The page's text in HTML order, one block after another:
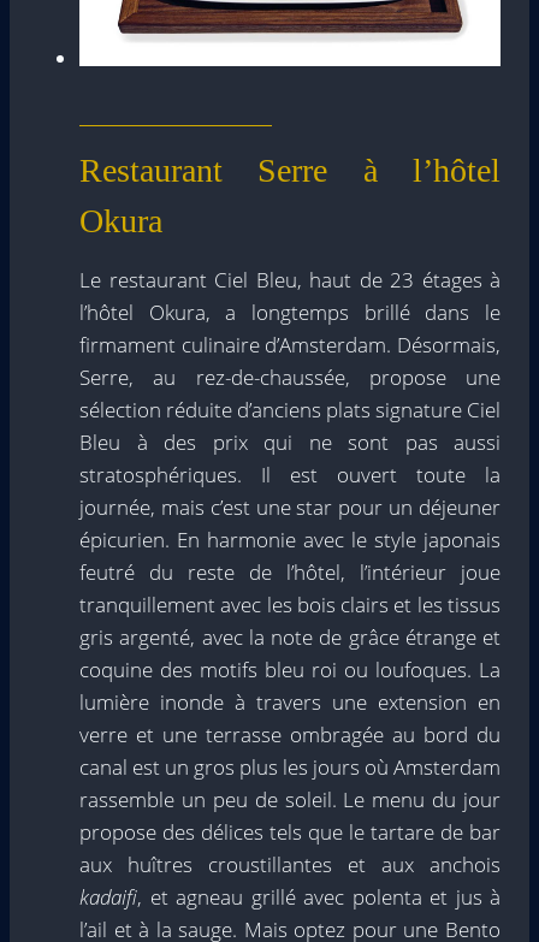
Restaurant Serre à l’hôtel
Okura
Le restaurant Ciel Bleu, haut de 23 étages à
l’hôtel Okura, a longtemps brillé dans le
firmament culinaire d’Amsterdam. Désormais,
Serre, au rez-de-chaussée, propose une
sélection réduite d’anciens plats signature Ciel
Bleu à des prix qui ne sont pas aussi
stratosphériques. Il est ouvert toute la
journée, mais c’est une star pour un déjeuner
épicurien. En harmonie avec le style japonais
feutré du reste de l’hôtel, l’intérieur joue
tranquillement avec les bois clairs et les tissus
gris argenté, avec la note de grâce étrange et
coquine des motifs bleu roi ou loufoques. La
lumière inonde à travers une extension en
verre et une terrasse ombragée au bord du
canal est un gros plus les jours où Amsterdam
rassemble un peu de soleil. Le menu du jour
propose des délices tels que le tartare de bar
aux huîtres croustillantes et aux anchois
kadaifi, et agneau grillé avec polenta et jus à
l’ail et à la sauge. Mais optez pour une Bento